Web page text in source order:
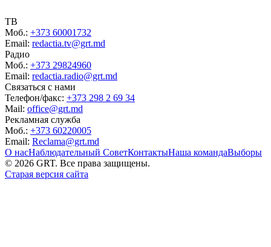
ТВ
Моб.: +373 60001732
Email: redactia.tv@grt.md
Радио
Моб.: +373 29824960
Email: redactia.radio@grt.md
Связаться с нами
Телефон/факс: +373 298 2 69 34
Mail: office@grt.md
Рекламная служба
Моб.: +373 60220005
Email: Reclama@grt.md
О насНаблюдательный СоветКонтактыНаша командаВыборы
© 2026 GRT. Все права защищены.
Старая версия сайта